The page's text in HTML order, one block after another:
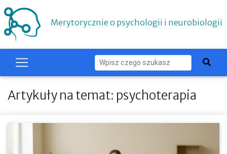
Merytorycznie o psychologii i neurobiologii
Artykuły na temat: psychoterapia